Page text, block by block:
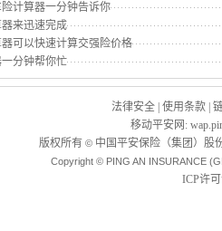
计算器一分钟告诉你
来迅速完成
可以快速计算交强险价格
分钟帮你忙
法律安全 使用条款
移动平安网 :
版权所有 ©中国平安保险（集团）股
Copyright © PING AN INSURANCE
ICP许